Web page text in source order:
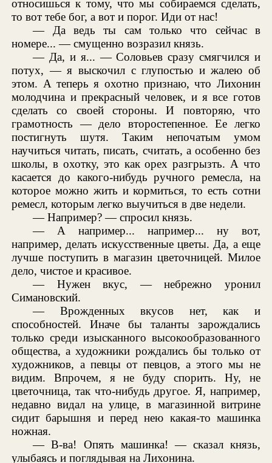
относишься к тому, что мы собираемся сделать,
то вот тебе бог, а вот и порог. Иди от нас!
— Да ведь ты сам только что сейчас в
номере... — смущенно возразил князь.
— Да, и я... — Соловьев сразу смягчился и
потух, — я выскочил с глупостью и жалею об
этом. А теперь я охотно признаю, что Лихонин
молодчина и прекрасный человек, и я все готов
сделать со своей стороны. И повторяю, что
грамотность — дело второстепенное. Ее легко
постигнуть шутя. Таким непочатым умом
научиться читать, писать, считать, а особенно без
школы, в охотку, это как орех разгрызть. А что
касается до какого-нибудь ручного ремесла, на
которое можно жить и кормиться, то есть сотни
ремесл, которым легко выучиться в две недели.
— Например? — спросил князь.
— А например... например... ну вот,
например, делать искусственные цветы. Да, а еще
лучше поступить в магазин цветочницей. Милое
дело, чистое и красивое.
— Нужен вкус, — небрежно уронил
Симановский.
— Врожденных вкусов нет, как и
способностей. Иначе бы таланты зарождались
только среди изысканного высокообразованного
общества, а художники рождались бы только от
художников, а певцы от певцов, а этого мы не
видим. Впрочем, я не буду спорить. Ну, не
цветочница, так что-нибудь другое. Я, например,
недавно видал на улице, в магазинной витрине
сидит барышня и перед нею какая-то машинка
ножная.
— В-ва! Опять машинка! — сказал князь,
улыбаясь и поглядывая на Лихонина.